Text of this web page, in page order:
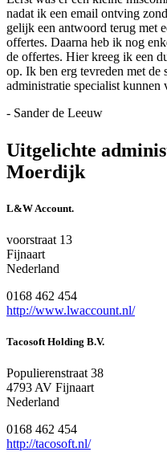
nadat ik een email ontving
gelijk een antwoord terug met
offertes. Daarna heb ik nog
de offertes. Hier kreeg ik een
op. Ik ben erg tevreden met de
administratie specialist kunnen
- Sander de Leeuw
Uitgelichte
Moerdijk
L&W Account.
voorstraat 13
Fijnaart
Nederland
0168 462 454
http://www.lwaccount.nl/
Tacosoft Holding B.V.
Populierenstraat 38
4793 AV Fijnaart
Nederland
0168 462 454
http://tacosoft.nl/